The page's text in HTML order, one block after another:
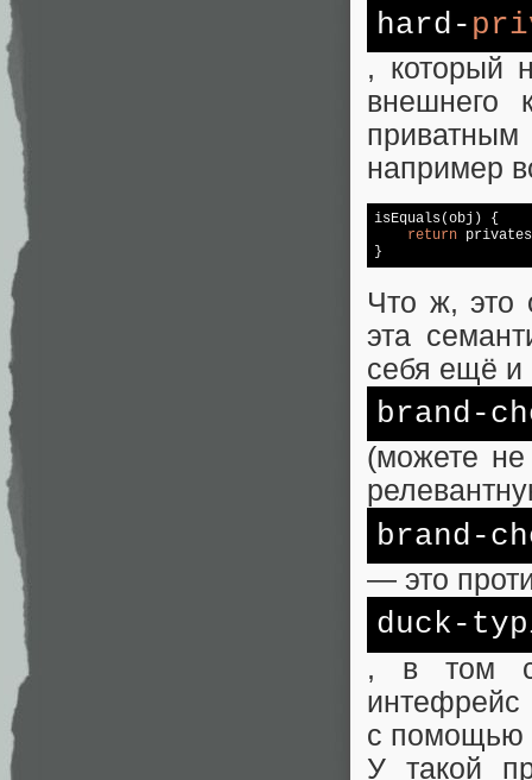
hard-
, который
внешнего
например
isEquals(obj) {
return
}
Что ж, это
эта
себя ещё и
brand-
(можете
brand-
— это
duck-
, в том
интефрейс
с помощью
У такой